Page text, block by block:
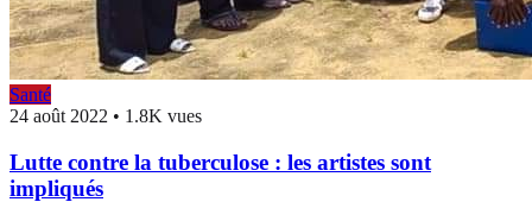
Santé
24 août 2022 • 1.8K vues
Lutte contre la tuberculose : les artistes sont
impliqués